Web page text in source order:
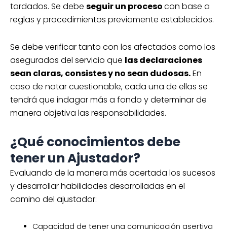
tardados. Se debe seguir un procesocon base a
reglas y procedimientos previamente establecidos.
Se debe verificar tanto con los afectados como los
asegurados del servicio que las declaraciones
sean claras, consistes y no sean dudosas.En
caso de notar cuestionable, cada una de ellas se
tendrá que indagar más a fondo y determinar de
manera objetiva las responsabilidades.
¿Qué conocimientos debe
tener un Ajustador?
Evaluando de la manera más acertada los sucesos
y desarrollar habilidades desarrolladas en el
camino del ajustador:
Capacidad de tener una comunicación asertiva